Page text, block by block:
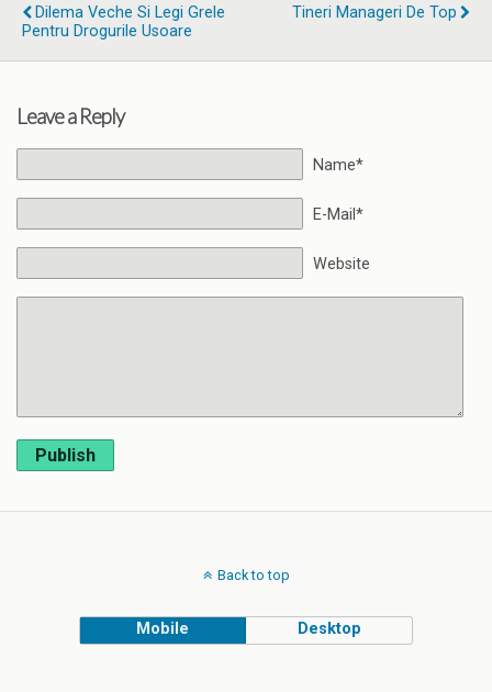
Dilema Veche Si Legi Grele
Pentru Drogurile Usoare
Tineri Manageri De Top
Leave a Reply
Name*
E-Mail*
Website
Publish
Back to top
Mobile Desktop